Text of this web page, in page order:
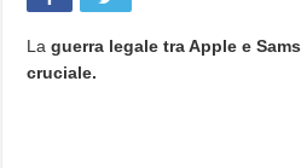
La guerra legale tra Apple e
cruciale.